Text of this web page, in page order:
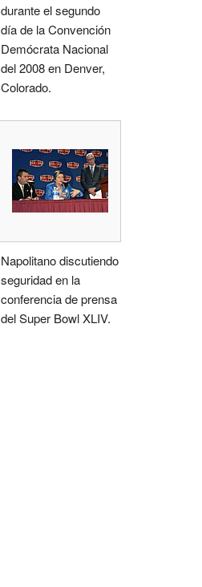
durante el segundo
día de la Convención
Demócrata Nacional
del 2008 en Denver,
Colorado.
Napolitano discutiendo
seguridad en la
conferencia de prensa
del Super Bowl XLIV.